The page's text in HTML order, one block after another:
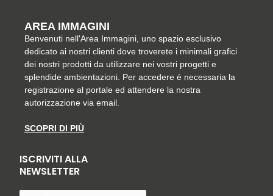
AREA IMMAGINI
Benvenuti nell'Area Immagini, uno spazio esclusivo
dedicato ai nostri clienti dove troverete i minimali grafici
dei nostri prodotti da utilizzare nei vostri progetti e
splendide ambientazioni. Per accedere è necessaria la
registrazione al portale ed attendere la nostra
autorizzazione via email.
SCOPRI DI PIÙ
ISCRIVITI ALLA
NEWSLETTER